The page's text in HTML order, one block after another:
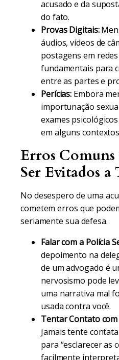
acusado e da
do fato.
Provas Digitais:
áudios, vídeos de
postagens em
fundamentais para
entre as partes e
Perícias: Embora
importunação
exames
em alguns
Erros
Ser Evitados a
No desespero de uma
cometem erros que
seriamente sua defesa.
Falar com a Polícia
depoimento na
de um advogado é
nervosismo pode
uma narrativa mal
usada contra você.
Tentar Contato
Jamais tente
para “esclarecer as
facilmente